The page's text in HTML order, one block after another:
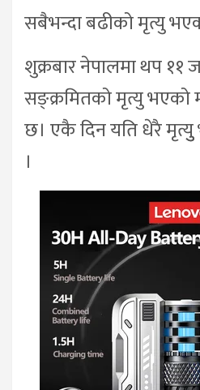
सबैभन्दा बढीको मृत्यु
शुक्रबार नेपालमा थप ११
सङ्क्रमितको मृत्यु भएको
छ। एकै दिन यति धेरै मृत्युु
।